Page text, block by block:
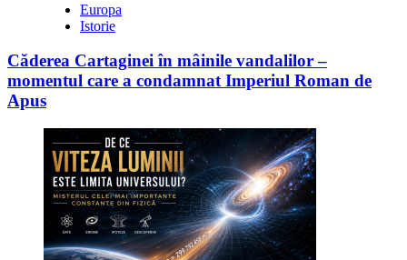
Europa
Istorie
Căderea Cartaginei în mâinile vandalilor –
momentul care a condamnat Imperiul Roman de
Apus